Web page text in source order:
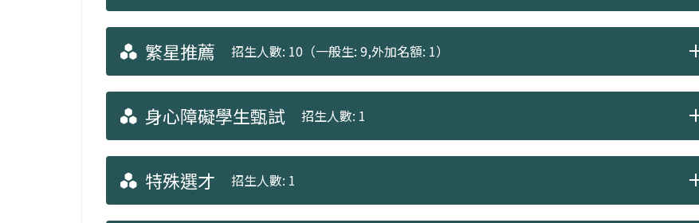
繁星推薦 招生人數: 10（一般生: 9,外加名額: 1）
身心障礙學生甄試 招生人數: 1
特殊選才 招生人數: 1